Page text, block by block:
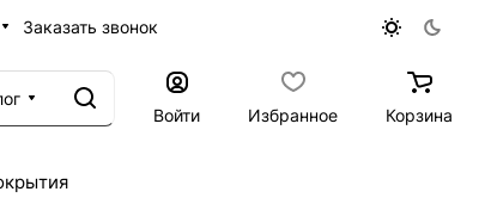
Заказать звонок
Войти
Избранное Корзина